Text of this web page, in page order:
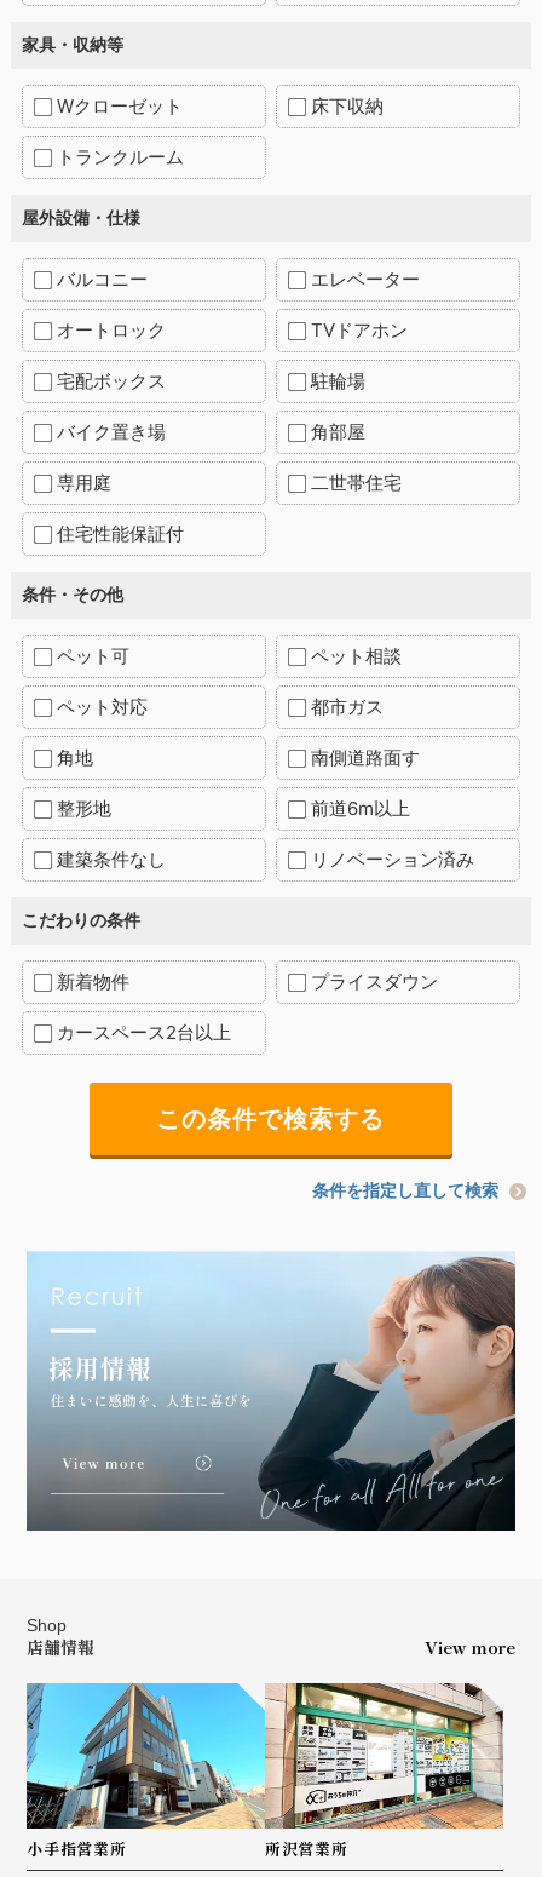
家具・収納等
Wクローゼット 床下収納
トランクルーム
屋外設備・仕様
バルコニー エレベーター
オートロック TVドアホン
宅配ボックス 駐輪場
バイク置き場 角部屋
専用庭 二世帯住宅
住宅性能保証付
条件・その他
ペット可 ペット相談
ペット対応 都市ガス
角地 南側道路面す
整形地 前道6m以上
建築条件なし リノベーション済み
こだわりの条件
新着物件 プライスダウン
カースペース2台以上
条件を指定し直して検索
Shop
店舗情報 View more
小手指営業所 所沢営業所